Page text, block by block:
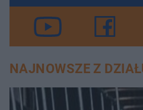
NAJNOWSZE Z